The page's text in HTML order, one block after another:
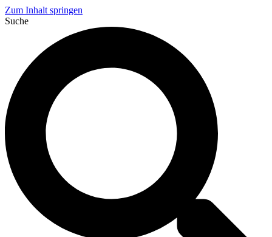
Zum Inhalt springen
Suche